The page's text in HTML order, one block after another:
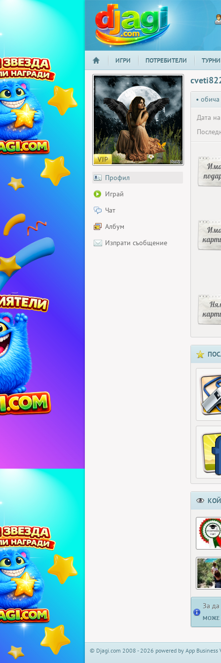
djagi.com
НАЧАЛО
ИГРИ ПОТРЕБИТЕЛИ
Профил
Играй
Чат
Албум
Изпрати съобщение
•
Дата
За да
МОЖЕ
© Djagi.com 2008 - 2026 powered by App Business